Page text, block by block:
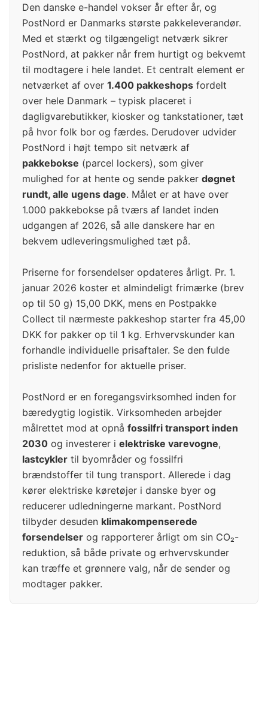
Den danske e-handel vokser år efter år, og
PostNord er Danmarks største pakkeleverandør.
Med et stærkt og tilgængeligt netværk sikrer
PostNord, at pakker når frem hurtigt og bekvemt
til modtagere i hele landet. Et centralt element er
netværket af over 1.400 pakkeshops fordelt
over hele Danmark – typisk placeret i
dagligvarebutikker, kiosker og tankstationer, tæt
på hvor folk bor og færdes. Derudover udvider
PostNord i højt tempo sit netværk af
pakkebokse (parcel lockers), som giver
mulighed for at hente og sende pakker døgnet
rundt, alle ugens dage. Målet er at have over
1.000 pakkebokse på tværs af landet inden
udgangen af 2026, så alle danskere har en
bekvem udleveringsmulighed tæt på.
Priserne for forsendelser opdateres årligt. Pr. 1.
januar 2026 koster et almindeligt frimærke (brev
op til 50 g) 15,00 DKK, mens en Postpakke
Collect til nærmeste pakkeshop starter fra 45,00
DKK for pakker op til 1 kg. Erhvervskunder kan
forhandle individuelle prisaftaler. Se den fulde
prisliste nedenfor for aktuelle priser.
PostNord er en foregangsvirksomhed inden for
bæredygtig logistik. Virksomheden arbejder
målrettet mod at opnå fossilfri transport inden
2030 og investerer i elektriske varevogne,
lastcykler til byområder og fossilfri
brændstoffer til tung transport. Allerede i dag
kører elektriske køretøjer i danske byer og
reducerer udledningerne markant. PostNord
tilbyder desuden klimakompenserede
forsendelser og rapporterer årligt om sin CO₂-
reduktion, så både private og erhvervskunder
kan træffe et grønnere valg, når de sender og
modtager pakker.